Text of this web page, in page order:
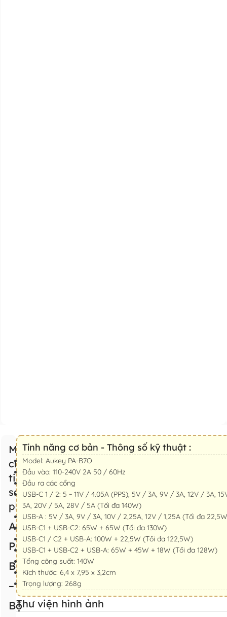
Mô tả
chi
tiết
sản
phẩm
Aukey
PA-
B7O
–
Bộ
Tính năng cơ bản - Thông số kỹ thuật :
Model: Aukey PA-B7O
Đầu vào: 110-240V 2A 50 / 60Hz
Đầu ra các cổng
USB-C 1 / 2: 5 ~ 11V / 4.05A (PPS), 5V / 3A, 9V / 3A, 12V / 3A,
3A, 20V / 5A, 28V / 5A (Tối đa 140W)
USB-A : 5V / 3A, 9V / 3A, 10V / 2,25A, 12V / 1,25A (Tối đa
USB-C1 + USB-C2: 65W + 65W (Tối đa 130W)
USB-C1 / C2 + USB-A: 100W + 22,5W (Tối đa 122,5W)
USB-C1 + USB-C2 + USB-A: 65W + 45W + 18W (Tối đa 128W)
Tổng công suất: 140W
Kích thước: 6,4 x 7,95 x 3,2cm
Trọng lượng: 268g
Thư viện hình ảnh